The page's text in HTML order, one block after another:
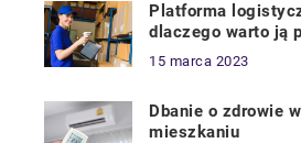
Platforma
dlaczego warto ją
15 marca 2023
Dbanie o zdrowie
mieszkaniu